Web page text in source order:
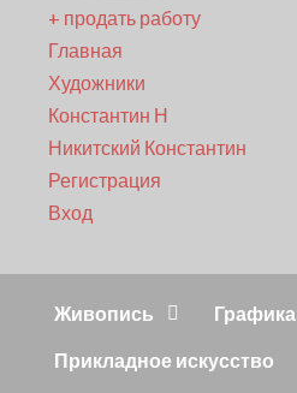
+ продать работу
Главная
Художники
Константин Н
Никитский Константин
Регистрация
Вход
Живопись Графика
Прикладное искусство